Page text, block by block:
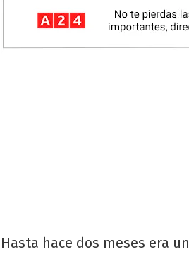
Hasta hace dos meses era